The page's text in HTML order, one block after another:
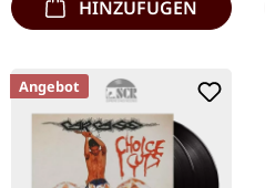
HINZUFÜGEN
Angebot